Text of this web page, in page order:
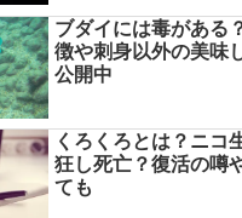
ブダイには毒がある
徴や刺身以外の美味
公開中
くろくろとは？ニコ
狂し死亡？復活の噂
ても